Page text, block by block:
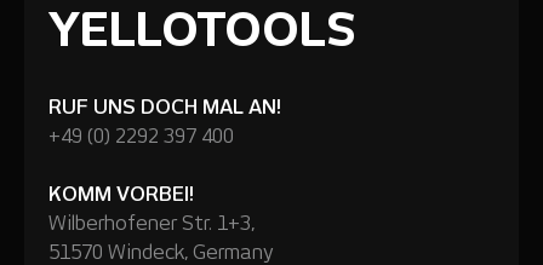
YELLOTOOLS
RUF UNS DOCH MAL AN!
+49 (0) 2292 397 400
KOMM VORBEI!
Wilberhofener Str. 1+3,
51570 Windeck, Germany